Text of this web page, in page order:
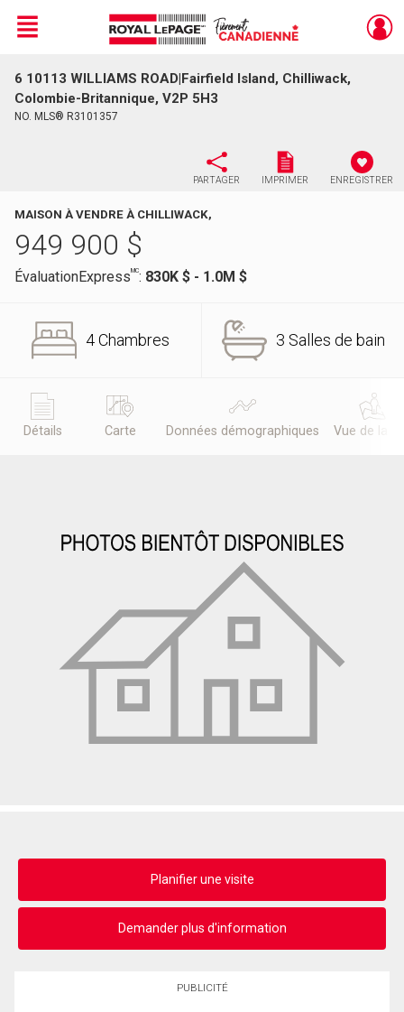
Live
En Direct
Menu
6 10113 WILLIAMS ROAD|Fairfield Island, Chilliwack,
Colombie-Britannique, V2P 5H3
NO. MLS® R3101357
PARTAGER IMPRIMER ENREGISTRER
MAISON À VENDRE À CHILLIWACK,
949 900 $
ÉvaluationExpressMC: 830K $ - 1.0M $
4 Chambres 3 Salles de bain
Détails Carte Données démographiques Vue de la
Planifier une visite
Demander plus d'information
PUBLICITÉ